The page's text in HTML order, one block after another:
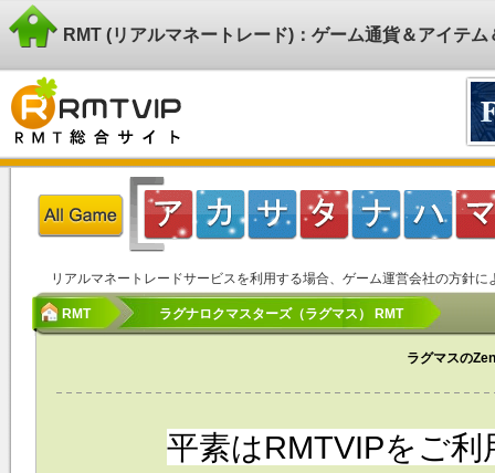
RMT (リアルマネートレード)：ゲーム通貨＆アイテ
リアルマネートレードサービスを利用する場合、ゲーム運営会社の方針
RMT ラグナロクマスターズ（ラグマス） RMT
ラグマスの
平素はRMTVIPをご